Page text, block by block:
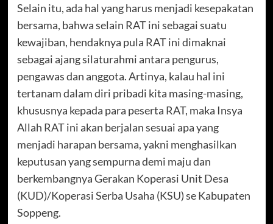
Selain itu, ada hal yang harus menjadi kesepakatan
bersama, bahwa selain RAT ini sebagai suatu
kewajiban, hendaknya pula RAT ini dimaknai
sebagai ajang silaturahmi antara pengurus,
pengawas dan anggota. Artinya, kalau hal ini
tertanam dalam diri pribadi kita masing-masing,
khususnya kepada para peserta RAT, maka Insya
Allah RAT ini akan berjalan sesuai apa yang
menjadi harapan bersama, yakni menghasilkan
keputusan yang sempurna demi maju dan
berkembangnya Gerakan Koperasi Unit Desa
(KUD)/Koperasi Serba Usaha (KSU) se Kabupaten
Soppeng.